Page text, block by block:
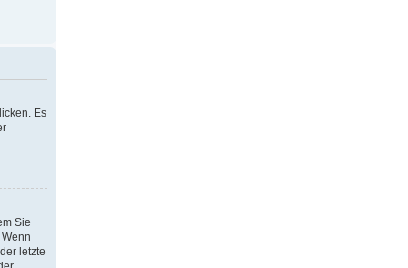
Es
Sie
letzte